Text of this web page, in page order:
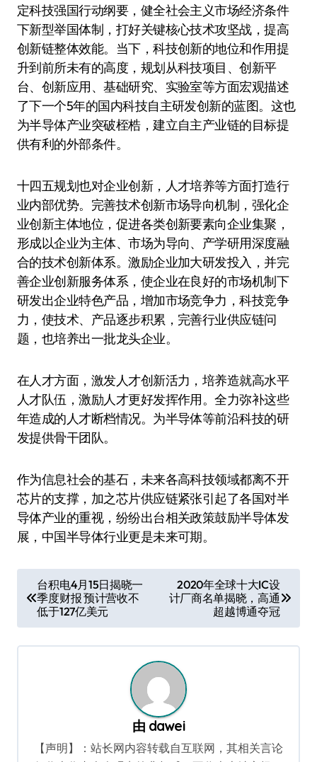
定科技强国行动纲要，健全社会主义市场经济条件
下新型举国体制，打好关键核心技术攻坚战，提高
创新链整体效能。当下，科技创新的地位和作用提
升到前所未有的高度，规划从科技项目、创新平
台、创新应用、基础研究、实验室等方面宏观描述
了下一个5年的国内科技自主研发创新的蓝图。这也
为半导体产业突破桎梏，建立自主产业链的目标提
供有利的外部条件。
十四五规划也对企业创新，人才培养等方面打造行
业内部优势。完善技术创新市场导向机制，强化企
业创新主体地位，促进各类创新要素向企业集聚，
形成以企业为主体、市场为导向、产学研用深度融
合的技术创新体系。激励企业加大研发投入，并完
善企业创新服务体系，使企业在良好的市场机制下
研发出企业特色产品，增加市场竞争力，科技竞争
力，使技术、产品逐步积累，完善行业供应链问
题，也培养出一批龙头企业。
在人才方面，激发人才创新活力，培养造就高水平
人才队伍，激励人才更好发挥作用。全力弥补这些
年造成的人才断档情况。为半导体等前沿科技的研
发提供骨干团队。
作为信息社会的基石，未来各高科技领域都离不开
芯片的支撑，加之芯片供应链紧张引起了各国对半
导体产业的重视，纷纷出台相关政策鼓励半导体发
展，中国半导体行业更是未来可期。
章
导
航
台积电4月15日揭晓一
季度财报 预计营收不
低于127亿美元
2020年全球十大IC设
计厂商名单揭晓，高通
超越博通夺冠
由 dawei
【声明】：站长网内容转载自互联网，其相关言论